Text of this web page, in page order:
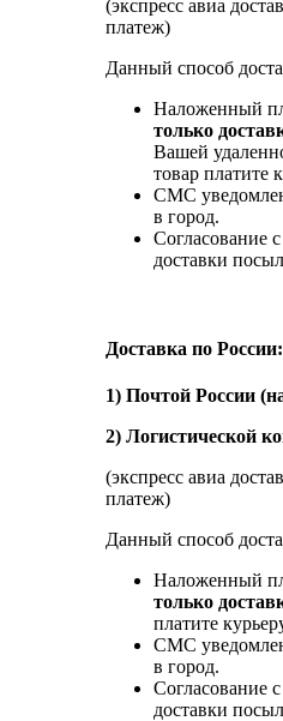
(экспресс авиа
платеж)
Данный способ
Наложенный
только
Вашей
товар платите
СМС
в город.
Согласование
доставки
Доставка по России:
1) Почтой России
2) Логистической
(экспресс авиа
платеж)
Данный способ
Наложенный
только
платите
СМС
в город.
Согласование
доставки